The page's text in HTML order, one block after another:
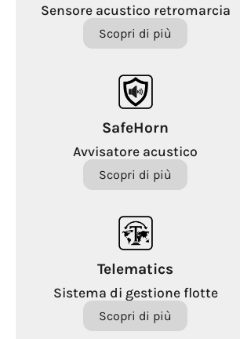
Sensore acustico retromarcia
Scopri di più
SafeHorn
Avvisatore acustico
Scopri di più
Telematics
Sistema di gestione flotte
Scopri di più